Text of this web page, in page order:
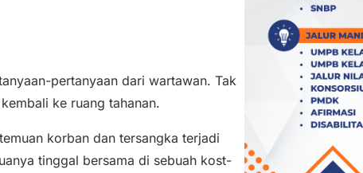
pertanyaan dari wartawan. Tak
ke ruang tahanan.
korban dan tersangka terjadi
tinggal bersama di sebuah kost-